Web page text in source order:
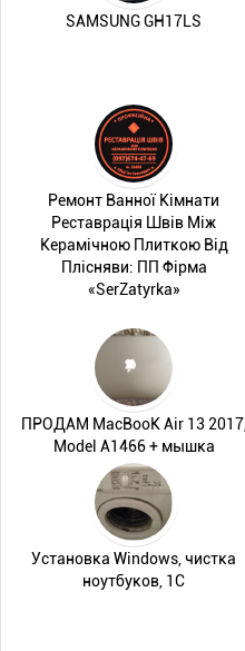
SAMSUNG GH17LS
Ремонт Ванної Кімнати
Реставрація Швів Між
Керамічною Плиткою Від
Плісняви: ПП Фірма
«SerZatyrka»
ПРОДАМ MacBooK Air 13 2017,
Model A1466 + мышка
Установка Windows, чистка
ноутбуков, 1С